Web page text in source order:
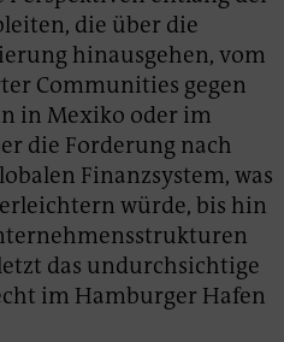
die über die
hinausgehen, vom
Communities gegen
in Mexiko oder im
die Forderung nach
Finanzsystem, was
würde, bis hin
das undurchsichtige
im Hamburger Hafen